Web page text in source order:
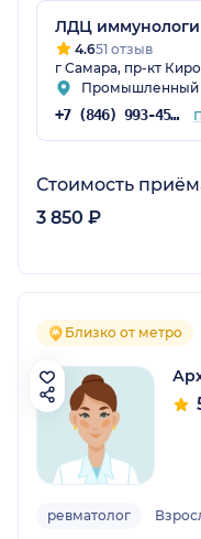
ЛДЦ
4.651 отзыв
г Самара, пр-кт
Промышленный
+7 (846) 993-45-45
Стоимость
3 850 ₽
Близко от метро
ревматолог